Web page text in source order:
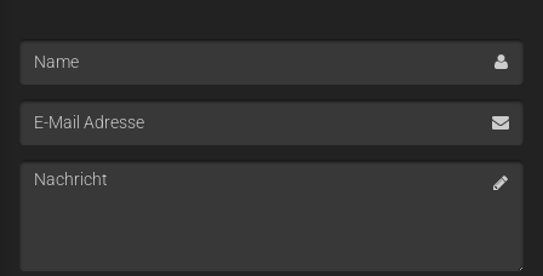
Mail
Adresse
Nachricht